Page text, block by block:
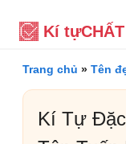
Kí tựCHẤT
Trang chủ » Tên
Kí Tự